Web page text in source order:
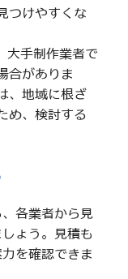
つけやすくな
大手制作業者で
合がありま
、地域に根ざ
め、検討する
各業者から見
ょう。見積も
を確認できま